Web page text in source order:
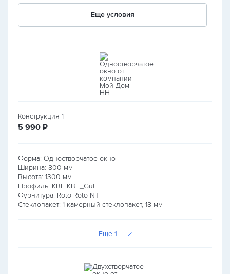
Еще условия
Конструкция 1
5 990 руб.
₽
Форма: Одностворчатое окно
Ширина: 800 мм
Высота: 1300 мм
Профиль: KBE KBE_Gut
Фурнитура: Roto Roto NT
Стеклопакет: 1-камерный стеклопакет, 18 мм
Еще 1